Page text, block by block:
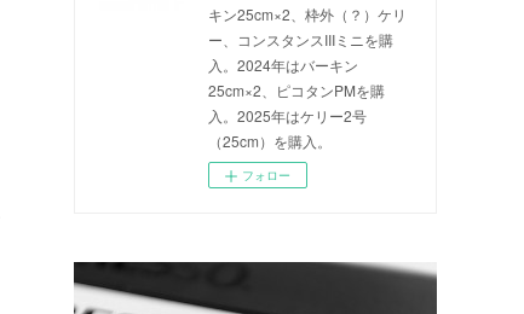
キン25cm×2、枠外（？）ケリ
ー、コンスタンスIIIミニを購
入。2024年はバーキン
25cm×2、ピコタンPMを購
入。2025年はケリー2号
（25cm）を購入。
フォロー